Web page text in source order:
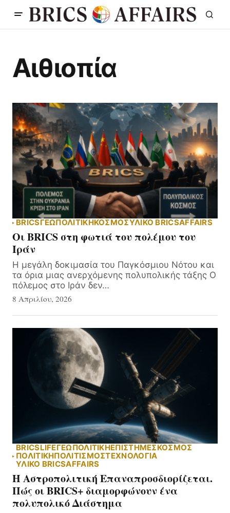
Αιθιοπία
BRICSΓΕΩΠΟΛΙΤΙΚΗΚΟΣΜΟΣΥΛΙΚΌ BRICSAFFAIRS
Οι BRICS στη φωτιά του πολέμου του
Ιράν
Η μεγάλη δοκιμασία του Παγκόσμιου Νότου και
τα όρια μιας ανερχόμενης πολυπολικής τάξης Ο
πόλεμος στο Ιράν δεν…
8 Απριλίου, 2026
BRICSLIFEΓΕΩΠΟΛΙΤΙΚΗΕΠΙΣΤΗΜΕΣΚΟΣΜΟΣ
ΠΟΛΙΤΙΚΗΠΟΛΙΤΙΣΜΟΣΤΕΧΝΟΛΟΓΙΑ
ΥΛΙΚΌ BRICSAFFAIRS
Η Αστροπολιτική Επαναπροσδιορίζεται.
Πώς οι BRICS+ διαμορφώνουν ένα
πολυπολικό Διάστημα